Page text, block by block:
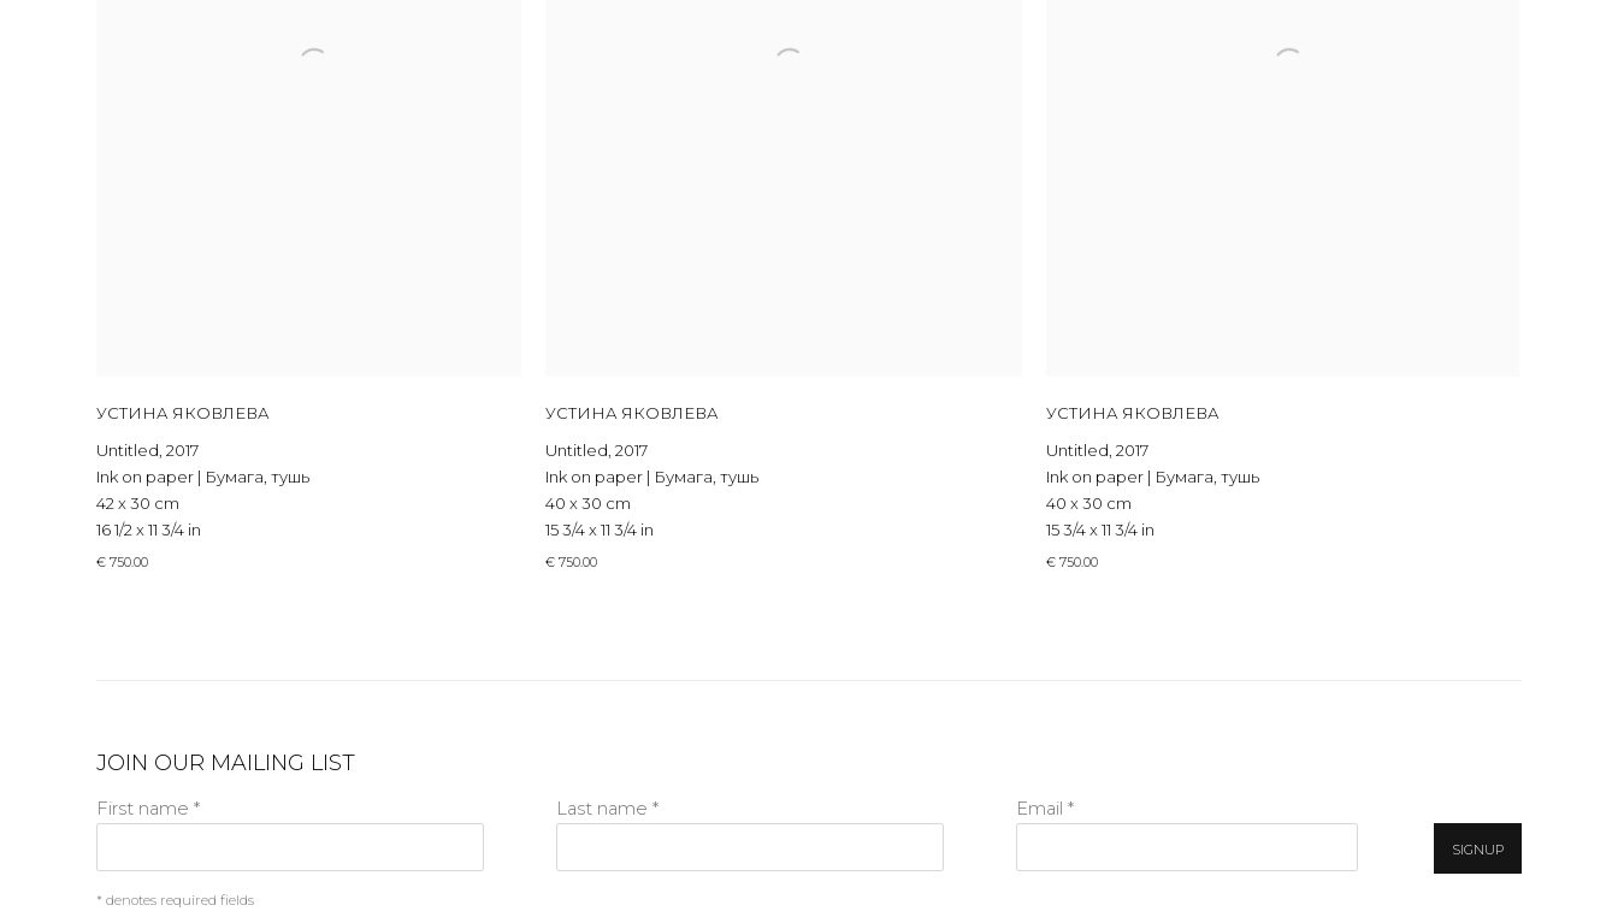
УСТИНА ЯКОВЛЕВА
Untitled 2017
Ink on paper | Бумага, тушь
42 x 30 cm
16 1/2 x 11 3/4 in
€ 750.00
УСТИНА ЯКОВЛЕВА
Untitled 2017
Ink on paper | Бумага, тушь
40 x 30 cm
15 3/4 x 11 3/4 in
€ 750.00
УСТИНА ЯКОВЛЕВА
Untitled ,2017
Ink on paper | Бумага, тушь
40 x 30 cm
15 3/4 x 11 3/4 in
€ 750.00
JOIN OUR MAILING LIST
First name * Last name * Email *
SIGNUP
* denotes required fields